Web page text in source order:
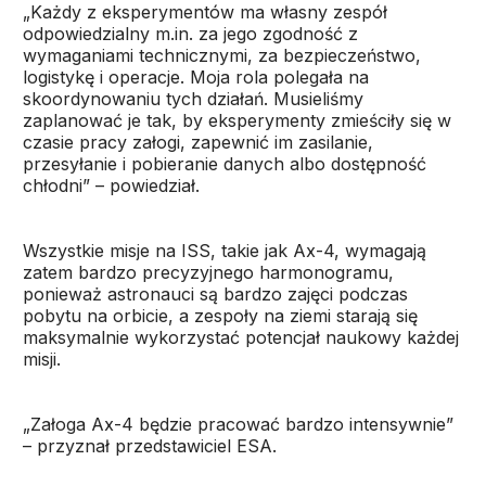
„Każdy z eksperymentów ma własny zespół
odpowiedzialny m.in. za jego zgodność z
wymaganiami technicznymi, za bezpieczeństwo,
logistykę i operacje. Moja rola polegała na
skoordynowaniu tych działań. Musieliśmy
zaplanować je tak, by eksperymenty zmieściły się w
czasie pracy załogi, zapewnić im zasilanie,
przesyłanie i pobieranie danych albo dostępność
chłodni” – powiedział.
Wszystkie misje na ISS, takie jak Ax-4, wymagają
zatem bardzo precyzyjnego harmonogramu,
ponieważ astronauci są bardzo zajęci podczas
pobytu na orbicie, a zespoły na ziemi starają się
maksymalnie wykorzystać potencjał naukowy każdej
misji.
„Załoga Ax-4 będzie pracować bardzo intensywnie”
– przyznał przedstawiciel ESA.